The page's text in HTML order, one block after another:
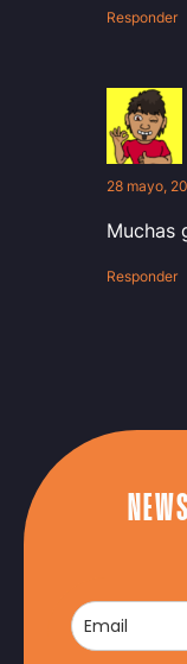
Responder
28 mayo,
Muchas
Responder